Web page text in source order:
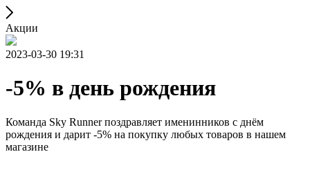
Акции
2023-03-30 19:31
-5% в день рождения
Команда Sky Runner поздравляет именинников с днём
рождения и дарит -5% на покупку любых товаров в нашем
магазине